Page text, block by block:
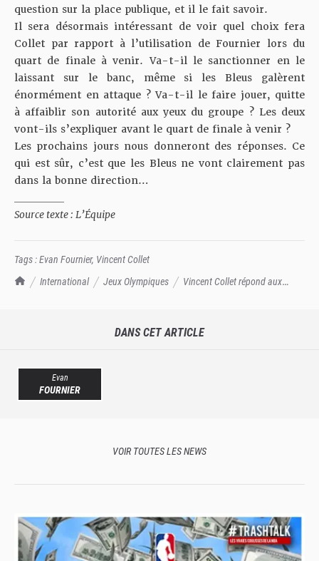
TrashTalk Actu NBA
International Jeux Olympiques
Vincent Collet répond aux
question sur la place publique, et il le fait savoir.
Il sera désormais intéressant de voir quel choix fera
Collet par rapport à l’utilisation de Fournier lors du
quart de finale à venir. Va-t-il le sanctionner en le
laissant sur le banc, même si les Bleus galèrent
énormément en attaque ? Va-t-il le faire jouer, quitte
à affaiblir son autorité aux yeux du groupe ? Les deux
vont-ils s’expliquer avant le quart de finale à venir ?
Les prochains jours nous donneront des réponses. Ce
qui est sûr, c’est que les Bleus ne vont clairement pas
dans la bonne direction…
Source texte : L’Équipe
Tags :Evan Fournier, Vincent Collet
DANS CET ARTICLE
Evan
FOURNIER
VOIR TOUTES LES NEWS